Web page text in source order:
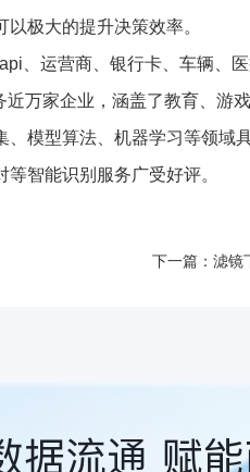
极大的提升决策效率。
、运营商、银行卡、车辆、医
万家企业，涵盖了教育、游
模型算法、机器学习等领域
智能识别服务广受好评。
下一篇：滤镜
据流通 赋